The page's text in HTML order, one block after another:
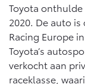
Toyota onthulde
2020. De auto
Racing Europe
Toyota’s
verkocht aan
raceklasse,